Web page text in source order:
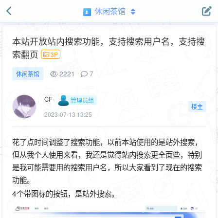
休闲茶馆
本站开放站内搜索功能，支持搜索用户名，支持搜
索翻页
3P
休闲茶馆 2221 7
CF
管理员组
2023-07-13 13:25
楼主
花了点时间调整了搜索功能，以前本站使用的是站外搜索，
但从我个人使用来看，我还是觉得站内搜索更全面些，特别
是我可能需要用的搜索用户名，所以大家看到了现在的搜索
功能。
4个带图标的按钮，是站外搜索。